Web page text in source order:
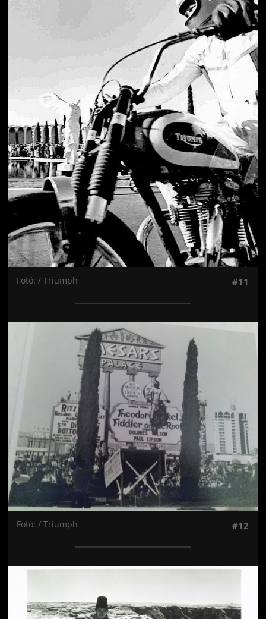
Fotó: / Triumph #11
Jön még kép!
Fotó: / Triumph #12